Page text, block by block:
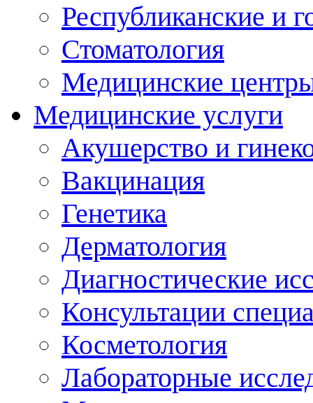
Республиканские и
Стоматология
Медицинские
Медицинские услуги
Акушерство и
Вакцинация
Генетика
Дерматология
Диагностические
Консультации
Косметология
Лабораторные